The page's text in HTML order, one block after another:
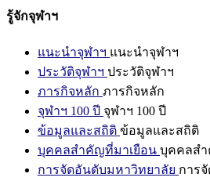
รู้จักจุฬาฯ
แนะนำจุฬาฯ แนะนำจุฬาฯ
ประวัติจุฬาฯ ประวัติจุฬาฯ
ภารกิจหลัก ภารกิจหลัก
จุฬาฯ 100 ปี จุฬาฯ 100 ปี
ข้อมูลและสถิติ ข้อมูลและสถิติ
บุคคลสำคัญที่มาเยือน บุคคลส
การจัดอันดับมหาวิทยาลัย การ